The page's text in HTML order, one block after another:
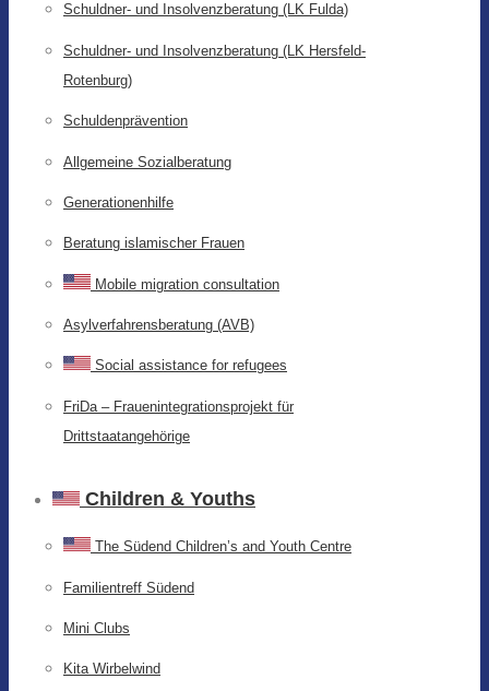
Schuldner- und Insolvenzberatung (LK Fulda)
Schuldner- und Insolvenzberatung (LK Hersfeld-
Rotenburg)
Schuldenprävention
Allgemeine Sozialberatung
Generationenhilfe
Beratung islamischer Frauen
Mobile migration consultation
Asylverfahrensberatung (AVB)
Social assistance for refugees
FriDa – Frauenintegrationsprojekt für
Drittstaatangehörige
Children & Youths
The Südend Children’s and Youth Centre
Familientreff Südend
Mini Clubs
Kita Wirbelwind